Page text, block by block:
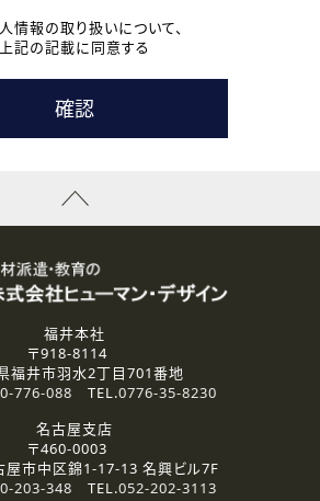
絡および本登録時の参考情報として利
討されている企業の皆様
に回答するために利用いたします。
電話・Ｅメールのいずれかの方法とい
関するご連絡のために利用いたしま
せの内容に回答するために利用いたし
電話・Ｅメールのいずれかの方法とい
供
情報は、法令等の規定に従う場合を除き、
の委託
保護の評価基準を満たした委託先に、個
があります。
情報の取り扱いについて、
上記の記載に同意する
福井本社
〒918-8114
福井市羽水2丁目701番地
776-088 TEL.0776-35-8230
名古屋支店
〒460-0003
屋市中区錦1-17-13 名興ビル7F
203-348 TEL.052-202-3113